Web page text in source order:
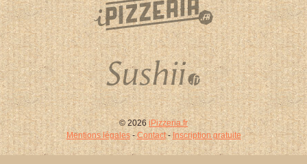
© 2026 iPizzeria.fr
Mentions légales-Contact-Inscription gratuite